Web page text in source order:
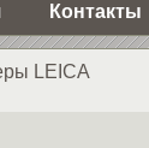
Контакты
LEICA